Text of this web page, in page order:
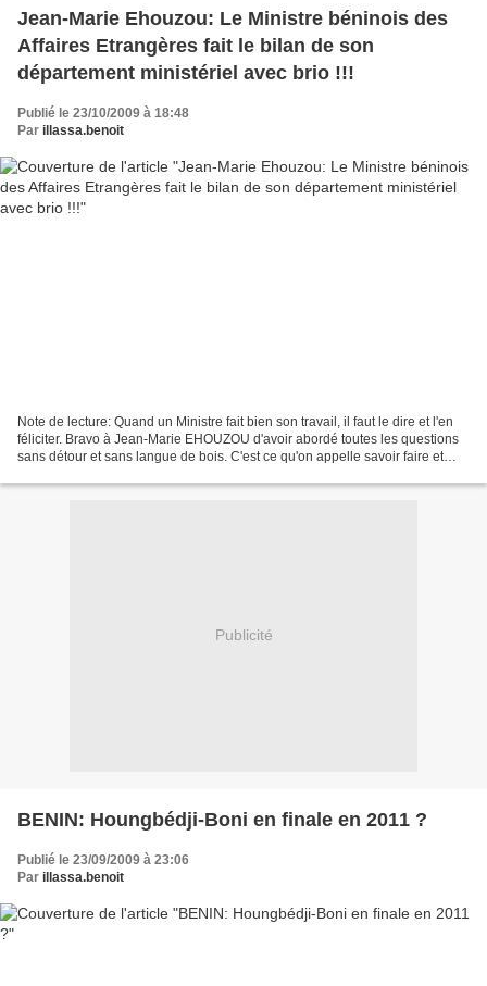
Jean-Marie Ehouzou: Le Ministre béninois des
Affaires Etrangères fait le bilan de son
département ministériel avec brio !!!
Publié le 23/10/2009 à 18:48
Par illassa.benoit
Note de lecture: Quand un Ministre fait bien son travail, il faut le dire et l'en
féliciter. Bravo à Jean-Marie EHOUZOU d'avoir abordé toutes les questions
sans détour et sans langue de bois. C'est ce qu'on appelle savoir faire et
Publicité
BENIN: Houngbédji-Boni en finale en 2011 ?
Publié le 23/09/2009 à 23:06
Par illassa.benoit